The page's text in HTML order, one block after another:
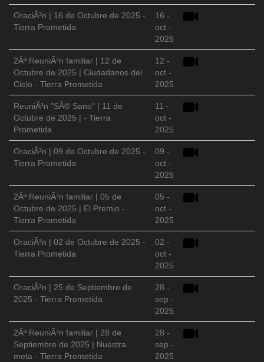
OraciÃ³n | 16 de Octubre de 2025 -
Tierra Prometida
16 -
oct -
2025
2Âª ReuniÃ³n familiar | 12 de
Octubre de 2025 | Ciudadanos del
Cielo - Tierra Prometida
12 -
oct -
2025
ReuniÃ³n "SÃ© Sano" | 11 de
Octubre de 2025 | - Tierra
Prometida
11 -
oct -
2025
OraciÃ³n | 09 de Octubre de 2025 -
Tierra Prometida
09 -
oct -
2025
2Âª ReuniÃ³n familiar | 05 de
Octubre de 2025 | El Premio -
Tierra Prometida
05 -
oct -
2025
OraciÃ³n | 02 de Octubre de 2025 -
Tierra Prometida
02 -
oct -
2025
OraciÃ³n | 25 de Septiembre de
2025 - Tierra Prometida
28 -
sep -
2025
2Âª ReuniÃ³n familiar | 28 de
Septiembre de 2025 | Nuestra
meta - Tierra Prometida
28 -
sep -
2025